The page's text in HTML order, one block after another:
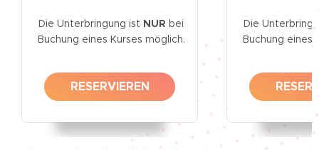
Die Unterbringung ist NUR bei
Buchung eines Kurses möglich.
RESERVIEREN
Die
Buchung eines